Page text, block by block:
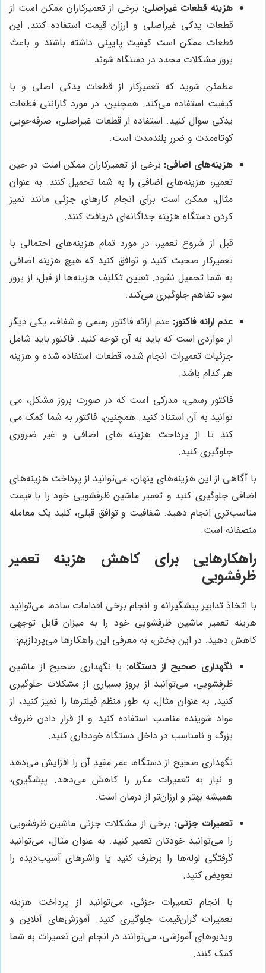
هزینه قطعات غیراصلی: برخی از تعمیرکاران ممکن است از
قطعات یدکی غیراصلی و ارزان قیمت استفاده کنند. این
قطعات ممکن است کیفیت پایینی داشته باشند و باعث
بروز مشکلات مجدد در دستگاه شوند.
مطمئن شوید که تعمیرکار از قطعات یدکی اصلی و با
کیفیت استفاده می‌کند. همچنین، در مورد گارانتی قطعات
یدکی سوال کنید. استفاده از قطعات غیراصلی، صرفه‌جویی
کوتاه‌مدت و ضرر بلندمدت است.
هزینه‌های اضافی: برخی از تعمیرکاران ممکن است در حین
تعمیر، هزینه‌های اضافی را به شما تحمیل کنند. به عنوان
مثال، ممکن است برای انجام کارهای جزئی مانند تمیز
کردن دستگاه هزینه جداگانه‌ای دریافت کنند.
قبل از شروع تعمیر، در مورد تمام هزینه‌های احتمالی با
تعمیرکار صحبت کنید و توافق کنید که هیچ هزینه اضافی
به شما تحمیل نشود. تعیین تکلیف هزینه‌ها از قبل، از بروز
سوء تفاهم جلوگیری می‌کند.
عدم ارائه فاکتور: عدم ارائه فاکتور رسمی و شفاف، یکی دیگر
از مواردی است که باید به آن توجه کنید. فاکتور باید شامل
جزئیات تعمیرات انجام شده، قطعات استفاده شده و هزینه
هر کدام باشد.
فاکتور رسمی، مدرکی است که در صورت بروز مشکل، می
توانید به آن استناد کنید. همچنین، فاکتور به شما کمک می
کند تا از پرداخت هزینه های اضافی و غیر ضروری
جلوگیری کنید.
با آگاهی از این هزینه‌های پنهان، می‌توانید از پرداخت هزینه‌های
اضافی جلوگیری کنید و تعمیر ماشین ظرفشویی خود را با قیمت
مناسب‌تری انجام دهید. شفافیت و توافق قبلی، کلید یک معامله
منصفانه است.
راهکارهایی برای کاهش هزینه تعمیر
ظرفشویی
با اتخاذ تدابیر پیشگیرانه و انجام برخی اقدامات ساده، می‌توانید
هزینه تعمیر ماشین ظرفشویی خود را به میزان قابل توجهی
کاهش دهید. در این بخش، به معرفی این راهکارها می‌پردازیم:
نگهداری صحیح از دستگاه: با نگهداری صحیح از ماشین
ظرفشویی، می‌توانید از بروز بسیاری از مشکلات جلوگیری
کنید. به عنوان مثال، به طور منظم فیلترها را تمیز کنید، از
مواد شوینده مناسب استفاده کنید و از قرار دادن ظروف
بزرگ و نامناسب در داخل دستگاه خودداری کنید.
نگهداری صحیح از دستگاه، عمر مفید آن را افزایش می‌دهد
و نیاز به تعمیرات مکرر را کاهش می‌دهد. پیشگیری،
همیشه بهتر و ارزان‌تر از درمان است.
تعمیرات جزئی: برخی از مشکلات جزئی ماشین ظرفشویی
را می‌توانید خودتان تعمیر کنید. به عنوان مثال، می‌توانید
گرفتگی لوله‌ها را برطرف کنید یا واشرهای آسیب‌دیده را
تعویض کنید.
با انجام تعمیرات جزئی، می‌توانید از پرداخت هزینه
تعمیرات گران‌قیمت جلوگیری کنید. آموزش‌های آنلاین و
ویدیوهای آموزشی، می‌توانند در انجام این تعمیرات به شما
کمک کنند.